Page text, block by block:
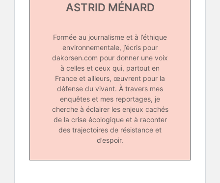
ASTRID MÉNARD
Formée au journalisme et à l’éthique
environnementale, j’écris pour
dakorsen.com pour donner une voix
à celles et ceux qui, partout en
France et ailleurs, œuvrent pour la
défense du vivant. À travers mes
enquêtes et mes reportages, je
cherche à éclairer les enjeux cachés
de la crise écologique et à raconter
des trajectoires de résistance et
d’espoir.